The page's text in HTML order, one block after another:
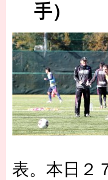
手）
表。本日２